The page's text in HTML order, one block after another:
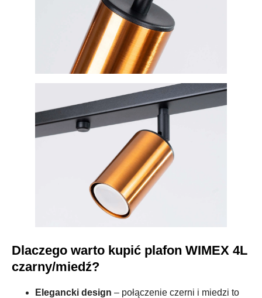
Dlaczego warto kupić plafon WIMEX 4L
czarny/miedź?
Elegancki design – połączenie czerni i miedzi to